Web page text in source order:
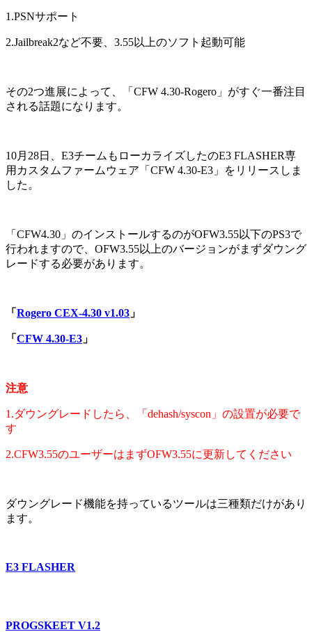
1.PSNサポート
2.Jailbreak2など不要、3.55以上のソフト起動可能
その2つ進展によって、「CFW 4.30-Rogero」がすぐ一番注目
される話題になります。
10月28日、E3チームもローカライズしたのE3 FLASHER専
用カスタムファームウェア「CFW 4.30-E3」をリリースしま
した。
「CFW4.30」のインストールするのがOFW3.55以下のPS3で
行われますので、OFW3.55以上のバージョンがまずダウング
レードする必要があります。
「 Rogero CEX-4.30 v1.03 」
「 CFW 4.30-E3 」
注意
1.ダウングレードしたら、「dehash/syscon」の設置が必要で
す
2.CFW3.55のユーザーはまずOFW3.55に更新してください
ダウングレード機能を持っているツールは三種類だけがあり
ます。
E3 FLASHER
PROGSKEET V1.2